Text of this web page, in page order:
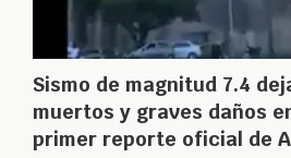
Sismo de magnitud 7.4
muertos y graves daños
primer reporte oficial de